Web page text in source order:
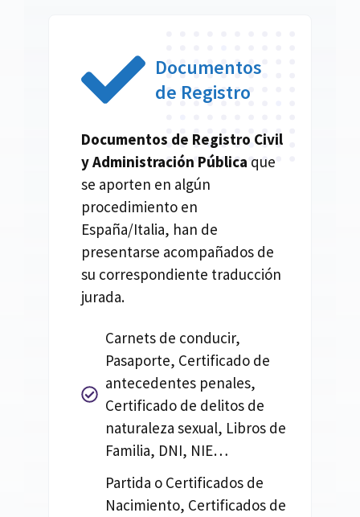
Documentos
de Registro
Documentos de Registro Civil
y Administración Pública que
se aporten en algún
procedimiento en
España/Italia, han de
presentarse acompañados de
su correspondiente traducción
jurada.
Carnets de conducir,
Pasaporte, Certificado de
antecedentes penales,
Certificado de delitos de
naturaleza sexual, Libros de
Familia, DNI, NIE…
Partida o Certificados de
Nacimiento, Certificados de